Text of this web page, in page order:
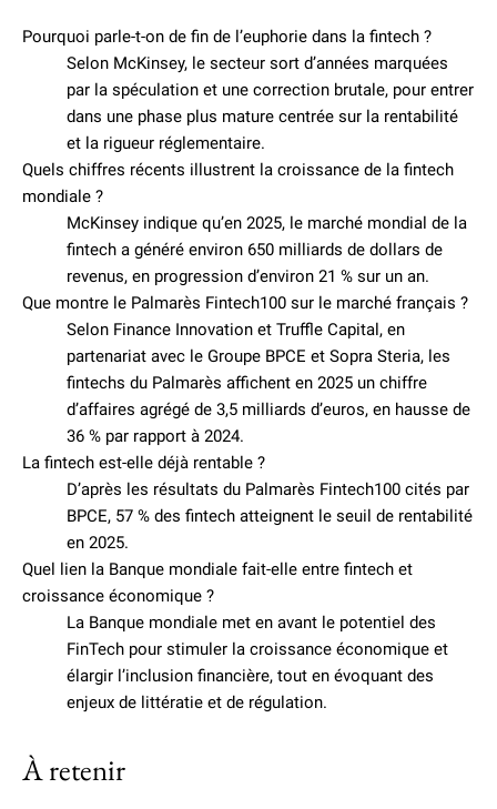
Pourquoi parle-t-on de fin de l’euphorie dans la fintech ?
Selon McKinsey, le secteur sort d’années marquées
par la spéculation et une correction brutale, pour entrer
dans une phase plus mature centrée sur la rentabilité
et la rigueur réglementaire.
Quels chiffres récents illustrent la croissance de la fintech
mondiale ?
McKinsey indique qu’en 2025, le marché mondial de la
fintech a généré environ 650 milliards de dollars de
revenus, en progression d’environ 21 % sur un an.
Que montre le Palmarès Fintech100 sur le marché français ?
Selon Finance Innovation et Truffle Capital, en
partenariat avec le Groupe BPCE et Sopra Steria, les
fintechs du Palmarès affichent en 2025 un chiffre
d’affaires agrégé de 3,5 milliards d’euros, en hausse de
36 % par rapport à 2024.
La fintech est-elle déjà rentable ?
D’après les résultats du Palmarès Fintech100 cités par
BPCE, 57 % des fintech atteignent le seuil de rentabilité
en 2025.
Quel lien la Banque mondiale fait-elle entre fintech et
croissance économique ?
La Banque mondiale met en avant le potentiel des
FinTech pour stimuler la croissance économique et
élargir l’inclusion financière, tout en évoquant des
enjeux de littératie et de régulation.
À retenir